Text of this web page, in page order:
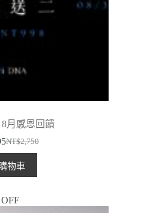
月感恩回饋
NT$2,750
始
價
NT$2,750。
前
價
NT$2,495。
物車